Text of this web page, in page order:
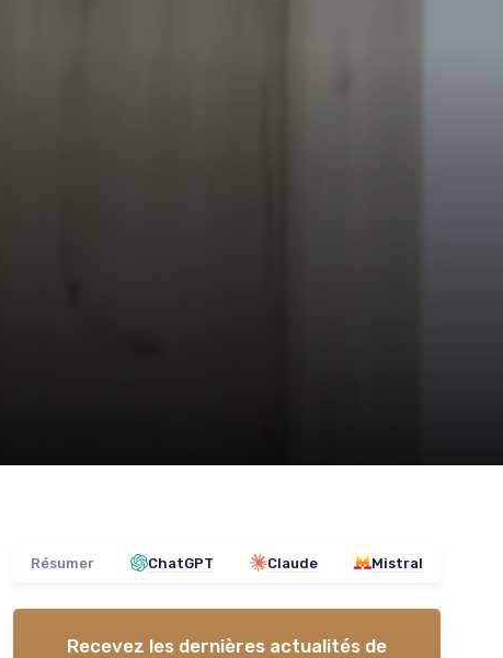
Résumer ChatGPT Claude Mistral
Recevez les dernières actualités de